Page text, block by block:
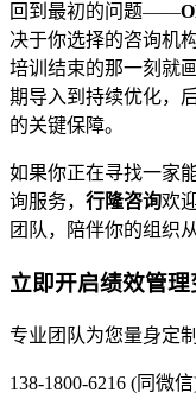
回到最初的问题——
决于你选择的咨询机
培训结束的那一刻就
期导入到持续优化，
的关键保障。
如果你正在寻找一家
询服务， 行隆咨询欢
团队，陪伴你的组织
立即开启绩效管理
专业团队为您量身定
138-1800-6216 (同微